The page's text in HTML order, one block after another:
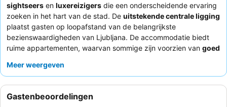
sightseers en luxereizigers die een onderscheidende ervaring
zoeken in het hart van de stad. De uitstekende centrale ligging
plaatst gasten op loopafstand van de belangrijkste
bezienswaardigheden van Ljubljana. De accommodatie biedt
ruime appartementen, waarvan sommige zijn voorzien van goed
prijzen het hotelteam
geen warme opties heeft, wordt vaak omschreven als "zeer
goed" met een gevarieerde selectie
Meer weergeven
Gastenbeoordelingen